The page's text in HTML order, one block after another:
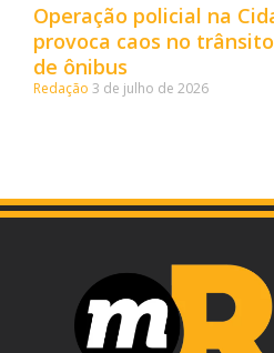
Operação policial na
provoca caos no
de ônibus
Redação 3 de julho de 2026